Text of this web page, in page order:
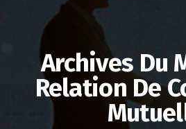
Archives Du
Relation De